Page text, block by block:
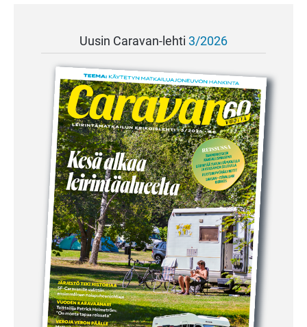
Uusin Caravan-lehti 3/2026